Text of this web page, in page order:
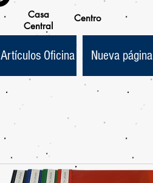
Casa
Central
Centro
Artículos Oficina Nueva página